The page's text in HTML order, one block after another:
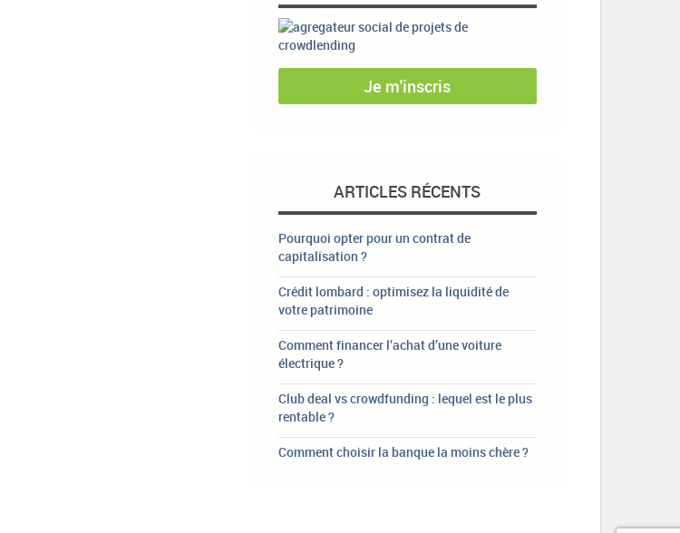
Je m'inscris
ARTICLES RÉCENTS
Pourquoi opter pour un contrat de
capitalisation ?
Crédit lombard : optimisez la liquidité de
votre patrimoine
Comment financer l’achat d’une voiture
électrique ?
Club deal vs crowdfunding : lequel est le plus
rentable ?
Comment choisir la banque la moins chère ?